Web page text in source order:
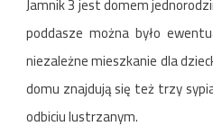
poddasze można było
niezależne mieszkanie dla
domu znajdują się też trzy
odbiciu lustrzanym.